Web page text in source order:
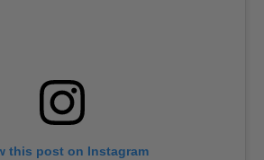
this post on Instagram